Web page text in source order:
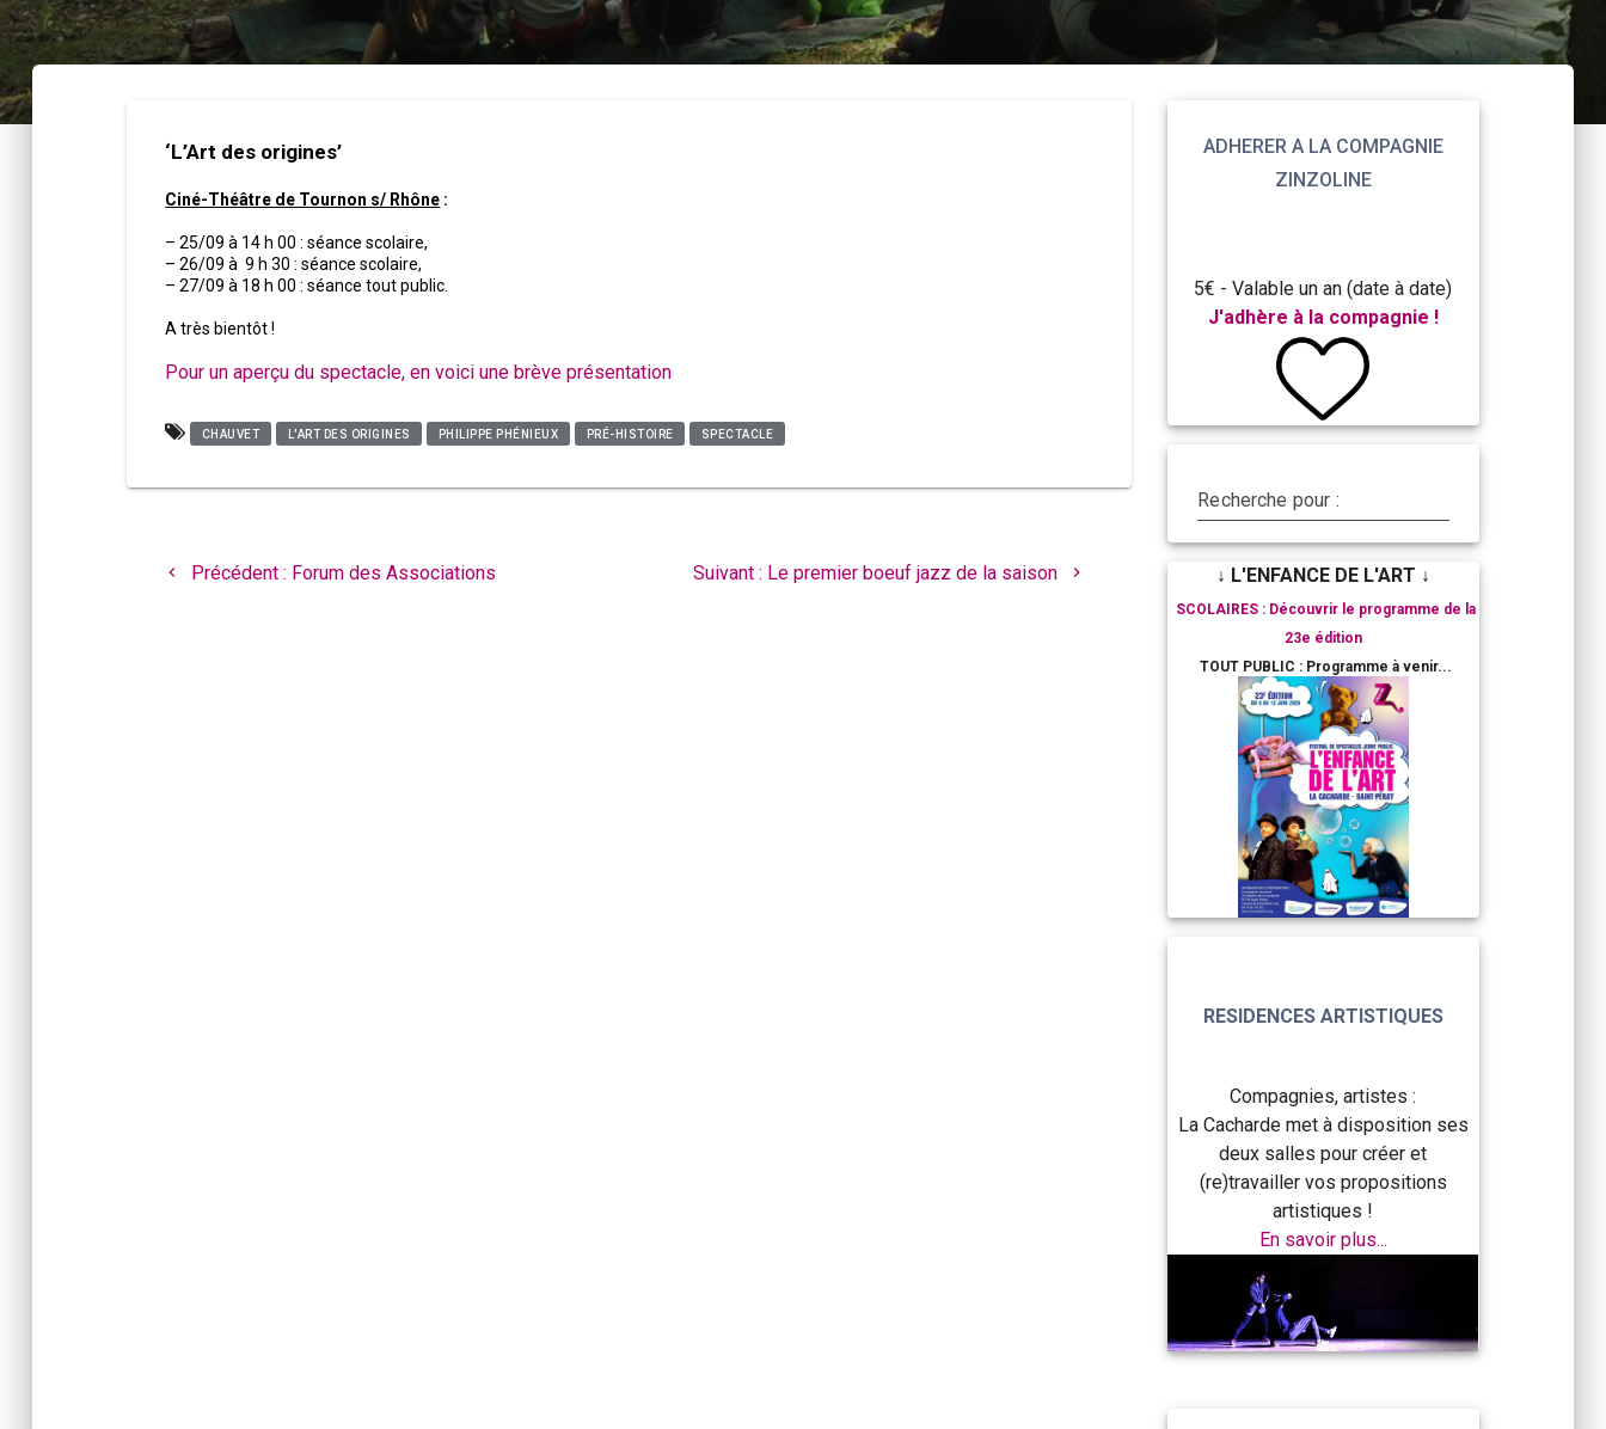
‘L’Art des origines’
Ciné-Théâtre de Tournon s/ Rhône :
– 25/09 à 14 h 00 : séance scolaire,
– 26/09 à 9 h 30 : séance scolaire,
– 27/09 à 18 h 00 : séance tout public.
A très bientôt !
Pour un aperçu du spectacle, en voici une brève présentation
CHAUVET L'ART DES ORIGINES PHILIPPE PHÉNIEUX PRÉ-HISTOIRE SPECTACLE
Précédent : Article
Forum des Associations Suivant : Article
Le premier boeuf jazz de la saison
ADHERER A LA COMPAGNIE
ZINZOLINE
5€ - Valable un an (date à date)
J'adhère à la compagnie !
Recherche pour :
↓ L'ENFANCE DE L'ART ↓
SCOLAIRES : Découvrir le programme de la
23e édition
TOUT PUBLIC : Programme à venir...
RESIDENCES ARTISTIQUES
Compagnies, artistes :
La Cacharde met à disposition ses
deux salles pour créer et
(re)travailler vos propositions
artistiques !
En savoir plus...